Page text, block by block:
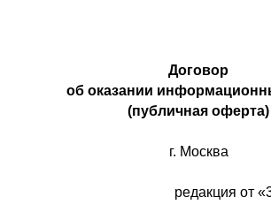
Договор
об оказании
(публичная оферта)
г. Москва
редакция от